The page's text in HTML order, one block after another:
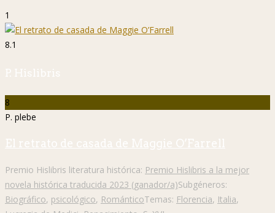
1
8.1
P. Hislibris
8
P. plebe
El retrato de casada de Maggie O’Farrell
Premio Hislibris literatura histórica: Premio Hislibris a la mejor
novela histórica traducida 2023 (ganador/a)Subgéneros:
Biográfico, psicológico, RománticoTemas: Florencia, Italia,